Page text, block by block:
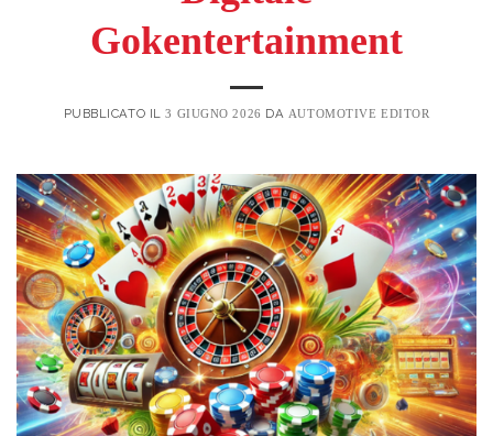
Gokentertainment
PUBBLICATO IL3 GIUGNO 2026 DA AUTOMOTIVE EDITOR